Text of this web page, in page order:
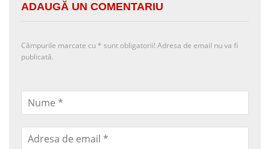
ADAUGĂ UN COMENTARIU
Câmpurile marcate cu * sunt obligatorii! Adresa de email nu va fi
publicată.